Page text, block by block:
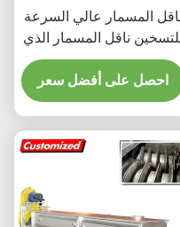
المسمار عالي السرعة
ناقل المسمار الذي
يتم تسخينه بالكهرباء
احصل على أفضل سعر